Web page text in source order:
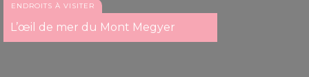
ENDROITS À VISITER
L’œil de mer du Mont Megyer